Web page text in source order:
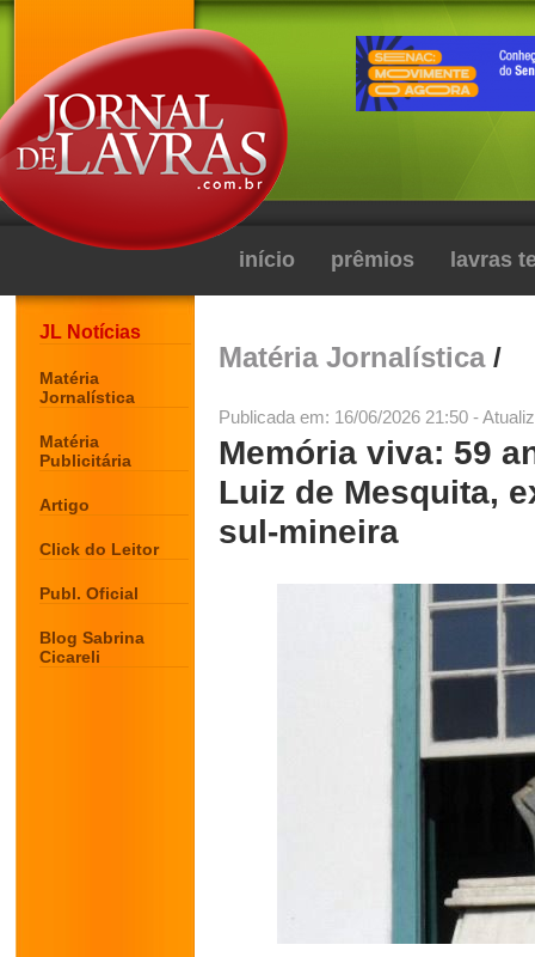
início prêmios lavras
JL Notícias
Matéria
Jornalística
Matéria
Publicitária
Artigo
Click do Leitor
Publ. Oficial
Blog Sabrina
Cicareli
Matéria Jornalística/
Publicada em: 16/06/2026 21:50 -
Memória viva: 59
Luiz de Mesquita,
sul-mineira